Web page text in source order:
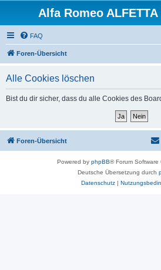
Alfa Romeo
FAQ
Foren-Übersicht
Alle Cookies löschen
Bist du dir sicher, dass du alle Cookies des
Foren-Übersicht
Powered by phpBB® Forum Software
Deutsche Übersetzung durch
Datenschutz|